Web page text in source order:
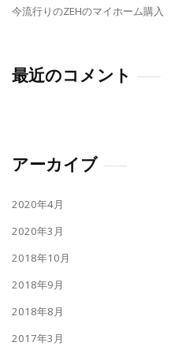
今流行りのZEHのマイホーム購入
最近のコメント
アーカイブ
2020年4月
2020年3月
2018年10月
2018年9月
2018年8月
2017年3月